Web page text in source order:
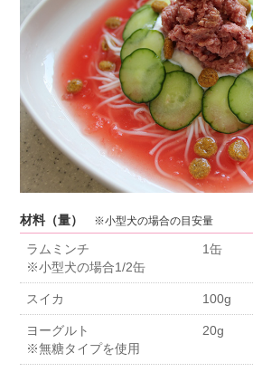
材料（量） ※小型犬の場合の目安量
ラムミンチ
1缶
※小型犬の場合1/2缶
スイカ 100g
ヨーグルト
20g
※無糖タイプを使用